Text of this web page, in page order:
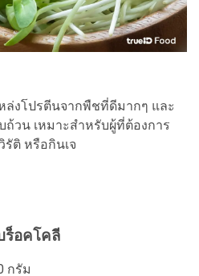
ล่งโปรตีนจากพืชที่ดีมากๆ และ
วน เหมาะสำหรับผู้ที่ต้องการ
ติ หรือกินเจ
ร็อคโคลี
กรัม